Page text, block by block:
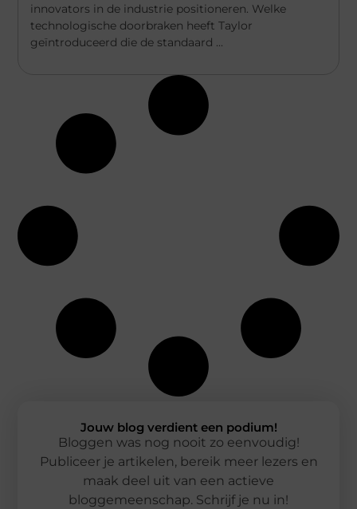
innovators in de industrie positioneren. Welke
technologische doorbraken heeft Taylor
geïntroduceerd die de standaard ...
Jouw blog verdient een podium!
Bloggen was nog nooit zo eenvoudig!
Publiceer je artikelen, bereik meer lezers en
maak deel uit van een actieve
bloggemeenschap. Schrijf je nu in!